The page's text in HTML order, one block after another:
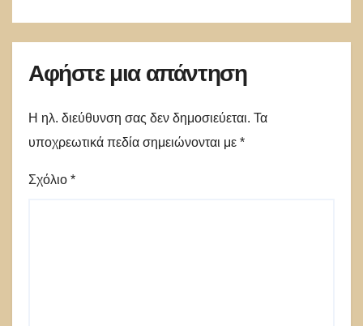
Αφήστε μια απάντηση
Η ηλ. διεύθυνση σας δεν δημοσιεύεται. Τα
υποχρεωτικά πεδία σημειώνονται με *
Σχόλιο *